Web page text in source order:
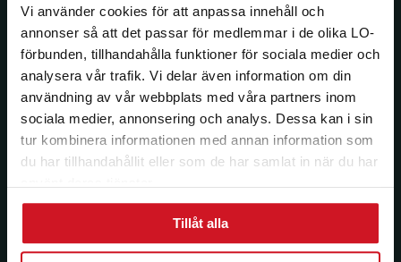
Vi använder cookies för att anpassa innehåll och
annonser så att det passar för medlemmar i de olika LO-
förbunden, tillhandahålla funktioner för sociala medier och
analysera vår trafik. Vi delar även information om din
användning av vår webbplats med våra partners inom
sociala medier, annonsering och analys. Dessa kan i sin
tur kombinera informationen med annan information som
du har tillhandahållit eller som de har samlat in när du har
Tillåt alla
medlemsförmåner från LO Mervärde. LO Mervärde
kommer att hantera mina personuppgifter i enlighet
med allmänna dataskyddsförordningen (GDPR). Jag
kan när som helst avsluta prenumerationen.